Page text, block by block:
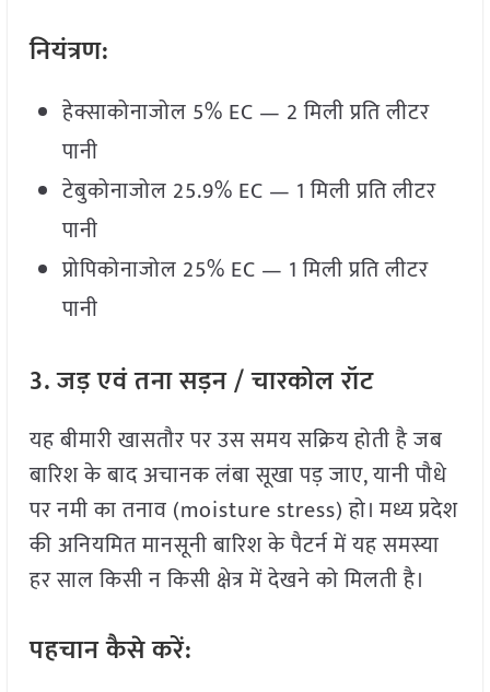
नियंत्रण:
हेक्साकोनाजोल 5% EC — 2 मिली प्रति लीटर
पानी
टेबुकोनाजोल 25.9% EC — 1 मिली प्रति लीटर
पानी
प्रोपिकोनाजोल 25% EC — 1 मिली प्रति लीटर
पानी
3.जड़एवंतनासड़न /चारकोलरॉट
यह बीमारी खासतौर पर उस समय सक्रिय होती है जब
बारिश के बाद अचानक लंबा सूखा पड़ जाए, यानी पौधे
पर नमी का तनाव (moisture stress) हो। मध्य प्रदेश
की अनियमित मानसूनी बारिश के पैटर्न में यह समस्या
हर साल किसी न किसी क्षेत्र में देखने को मिलती है।
पहचानकैसेकरें: